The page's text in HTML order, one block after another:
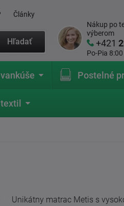
Články
Hľadať
Nákup po
výberom
+421
Po-Pia
Postelné
Unikátny matrac Metis s